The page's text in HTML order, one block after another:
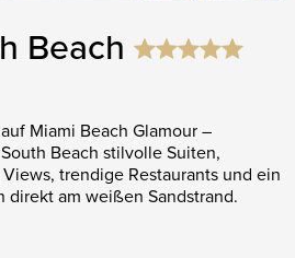
Beach
Miami Beach Glamour –
Beach stilvolle Suiten,
trendige Restaurants und ein
direkt am weißen Sandstrand.